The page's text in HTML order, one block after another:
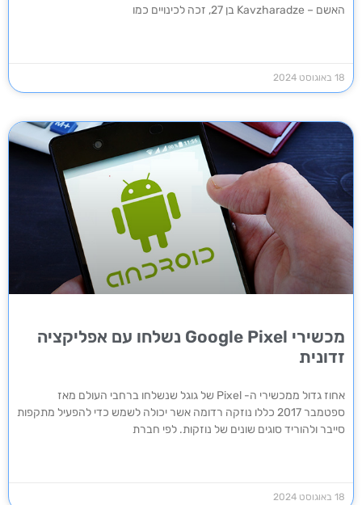
האשם – Kavzharadze בן 27, זכה לכינויים כמו
18 באוגוסט 2024
מכשירי Google Pixel נשלחו עם אפליקציה
זדונית
אחוז גדול ממכשירי ה- Pixel של גוגל שנשלחו ברחבי העולם מאז
ספטמבר 2017 כללו נוזקה רדומה אשר יכולה לשמש כדי להפעיל מתקפות
סייבר ולהוריד סוגים שונים של נוזקות. לפי חברת
18 באוגוסט 2024